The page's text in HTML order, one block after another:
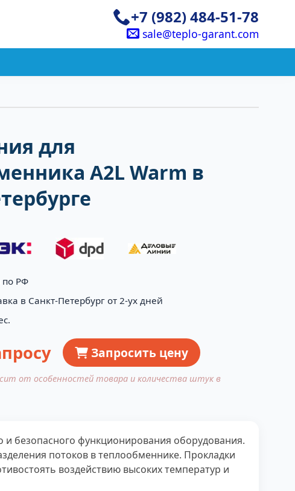
+7 (982) 484-51-78
sale@teplo-garant.com
для
A2L Warm в
по РФ
в Санкт-Петербург от 2-ух дней
Запросить цену
от особенностей товара и количества штук в
безопасного функционирования оборудования.
потоков в теплообменнике. Прокладки
воздействию высоких температур и